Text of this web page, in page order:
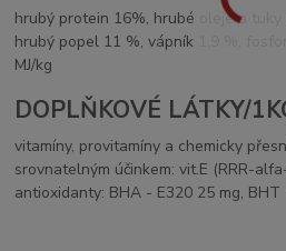
hrubý protein 16%, hrubé oleje a
hrubý popel 11 %, vápník 1,9 %,
MJ/kg
DOPLŇKOVÉ LÁTKY/
vitamíny, provitamíny a chemicky
srovnatelným účinkem: vit.E (RRR-
antioxidanty: BHA - E320 25 mg, BHT